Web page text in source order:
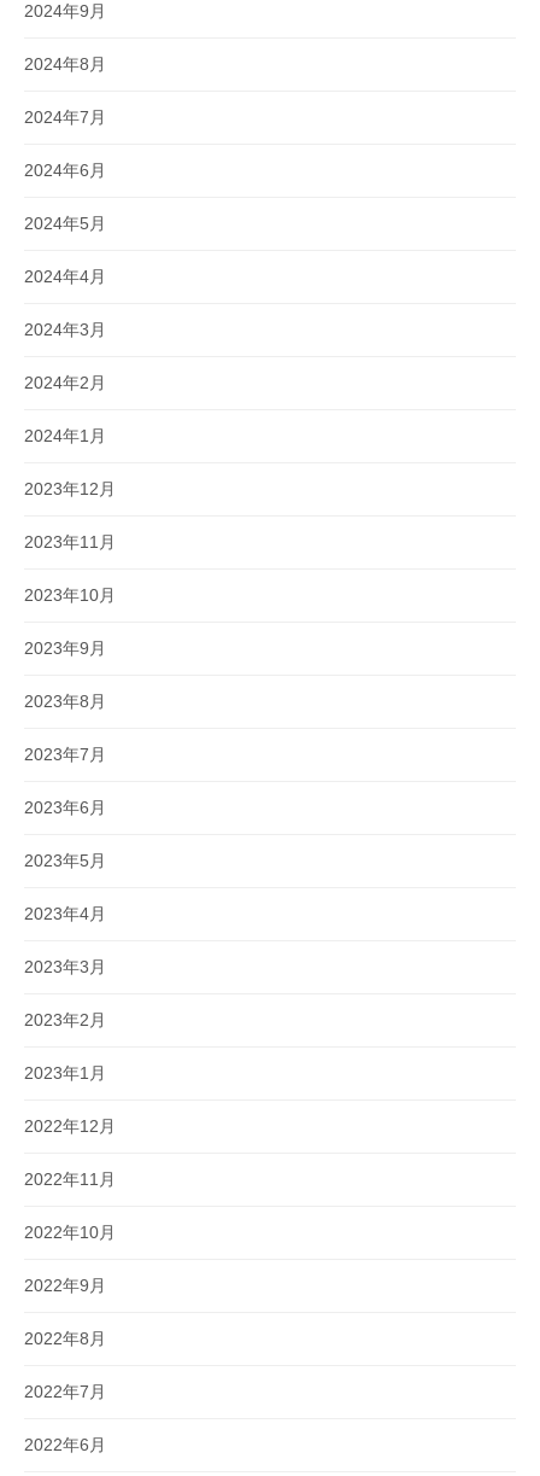
2024年9月
2024年8月
2024年7月
2024年6月
2024年5月
2024年4月
2024年3月
2024年2月
2024年1月
2023年12月
2023年11月
2023年10月
2023年9月
2023年8月
2023年7月
2023年6月
2023年5月
2023年4月
2023年3月
2023年2月
2023年1月
2022年12月
2022年11月
2022年10月
2022年9月
2022年8月
2022年7月
2022年6月